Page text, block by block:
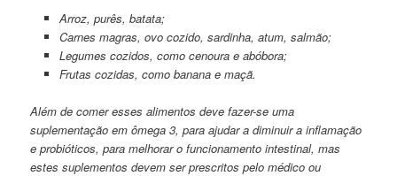
Arroz, purês, batata;
Carnes magras, ovo cozido, sardinha, atum, salmão;
Legumes cozidos, como cenoura e abóbora;
Frutas cozidas, como banana e maçã.
Além de comer esses alimentos deve fazer-se uma
suplementação em ômega 3, para ajudar a diminuir a inflamação
e probióticos, para melhorar o funcionamento intestinal, mas
estes suplementos devem ser prescritos pelo médico ou